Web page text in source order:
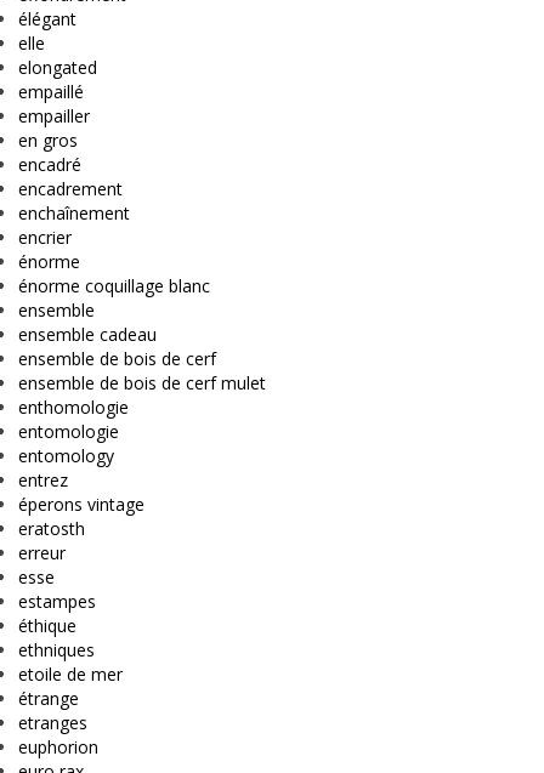
élégant
elle
elongated
empaillé
empailler
en gros
encadré
encadrement
enchaînement
encrier
énorme
énorme coquillage blanc
ensemble
ensemble cadeau
ensemble de bois de cerf
ensemble de bois de cerf mulet
enthomologie
entomologie
entomology
entrez
éperons vintage
eratosth
erreur
esse
estampes
éthique
ethniques
etoile de mer
étrange
etranges
euphorion